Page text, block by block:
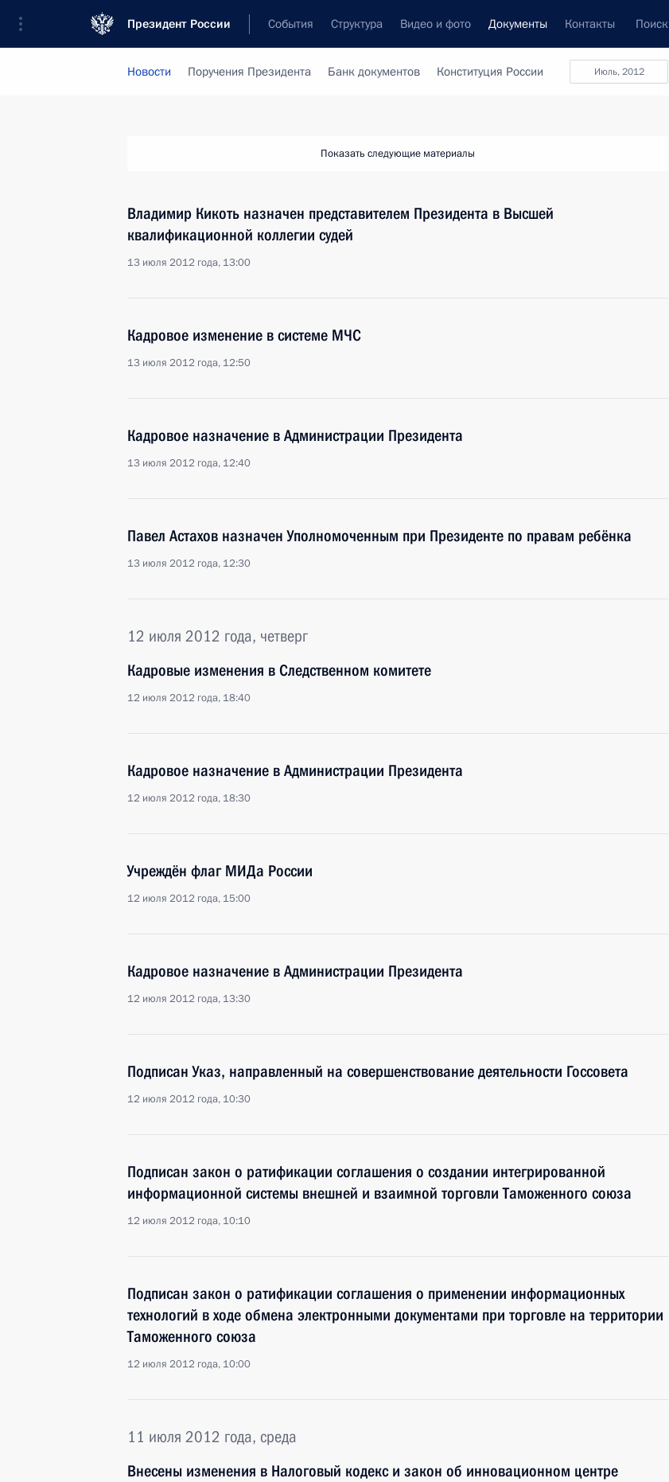
Президент России События Структура Видео и фото Документы Контакты Поиск
июль, 2012
Новости Поручения Президента Банк документов Конституция России
Показать следующие материалы
Владимир Кикоть назначен представителем Президента в Высшей
квалификационной коллегии судей
13 июля 2012 года, 13:00
Кадровое изменение в системе МЧС
13 июля 2012 года, 12:50
Кадровое назначение в Администрации Президента
13 июля 2012 года, 12:40
Павел Астахов назначен Уполномоченным при Президенте по правам ребёнка
13 июля 2012 года, 12:30
12 июля 2012 года, четверг
Кадровые изменения в Следственном комитете
12 июля 2012 года, 18:40
Кадровое назначение в Администрации Президента
12 июля 2012 года, 18:30
Учреждён флаг МИДа России
12 июля 2012 года, 15:00
Кадровое назначение в Администрации Президента
12 июля 2012 года, 13:30
Подписан Указ, направленный на совершенствование деятельности Госсовета
12 июля 2012 года, 10:30
Подписан закон о ратификации соглашения о создании интегрированной
информационной системы внешней и взаимной торговли Таможенного союза
12 июля 2012 года, 10:10
Подписан закон о ратификации соглашения о применении информационных
технологий в ходе обмена электронными документами при торговле на территории
Таможенного союза
12 июля 2012 года, 10:00
11 июля 2012 года, среда
Внесены изменения в Налоговый кодекс и закон об инновационном центре